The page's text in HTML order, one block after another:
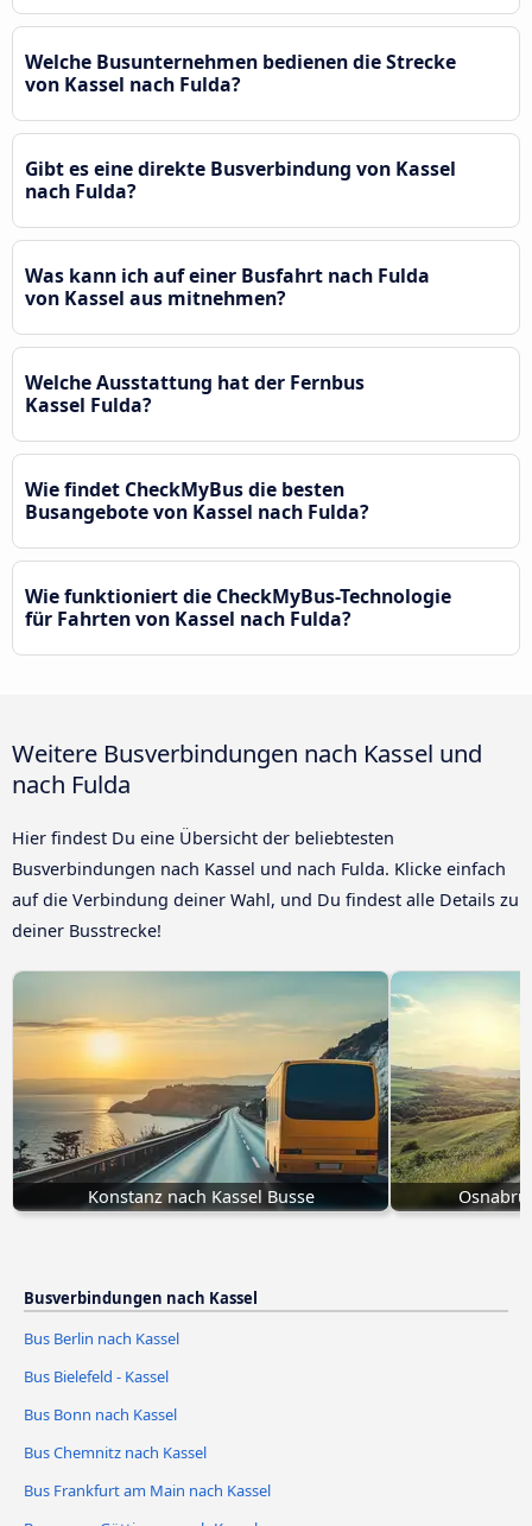
Welche Busunternehmen bedienen die Strecke
von Kassel nach Fulda?
Gibt es eine direkte Busverbindung von Kassel
nach Fulda?
Was kann ich auf einer Busfahrt nach Fulda
von Kassel aus mitnehmen?
Welche Ausstattung hat der Fernbus
Kassel Fulda?
Wie findet CheckMyBus die besten
Busangebote von Kassel nach Fulda?
Wie funktioniert die CheckMyBus-Technologie
für Fahrten von Kassel nach Fulda?
Weitere Busverbindungen nach Kassel und
nach Fulda
Hier findest Du eine Übersicht der beliebtesten
Busverbindungen nach Kassel und nach Fulda. Klicke einfach
auf die Verbindung deiner Wahl, und Du findest alle Details zu
deiner Busstrecke!
Konstanz nach Kassel Busse
Busverbindungen nach Kassel
Bus Berlin nach Kassel
Bus Bielefeld - Kassel
Bus Bonn nach Kassel
Bus Chemnitz nach Kassel
Bus Frankfurt am Main nach Kassel